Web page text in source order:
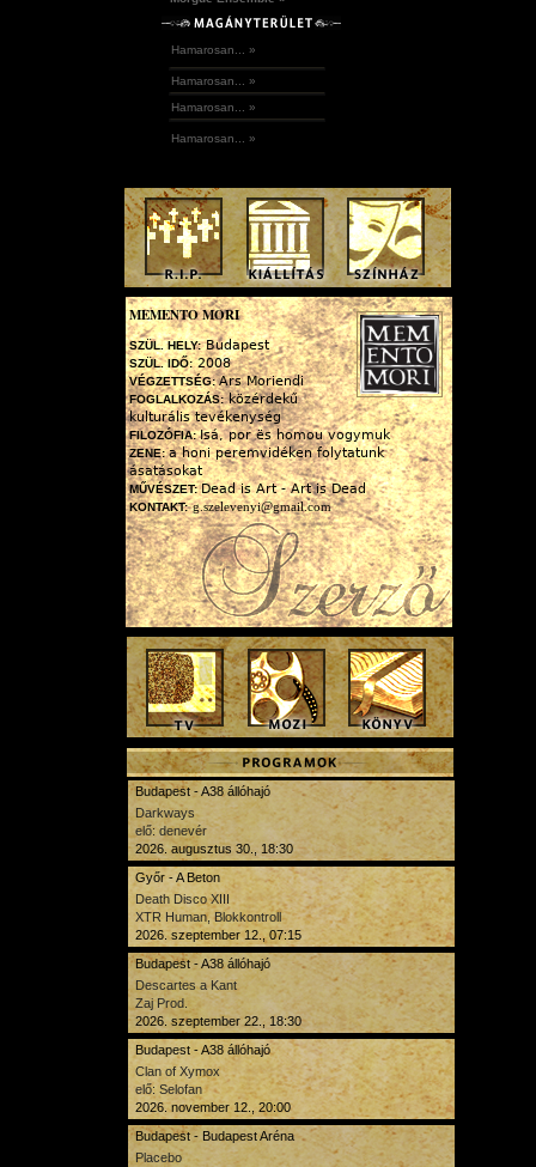
Hamarosan... »
Hamarosan... »
Hamarosan... »
Hamarosan... »
MEMENTO MORI
SZÜL. HELY:Budapest
SZÜL. IDŐ: 2008
VÉGZETTSÉG:Ars Moriendi
FOGLALKOZÁS:közérdekű
kulturális tevékenység
FILOZÓFIA:Isá, por ës homou vogymuk
ZENE:a honi peremvidéken folytatunk
ásatásokat
MŰVÉSZET:Dead is Art - Art is Dead
KONTAKT: g.szelevenyi@gmail.com
Budapest - A38 állóhajó
Darkways
elő: denevér
2026. augusztus 30., 18:30
Győr - A Beton
Death Disco XIII
XTR Human, Blokkontroll
2026. szeptember 12., 07:15
Budapest - A38 állóhajó
Descartes a Kant
Zaj Prod.
2026. szeptember 22., 18:30
Budapest - A38 állóhajó
Clan of Xymox
elő: Selofan
2026. november 12., 20:00
Budapest - Budapest Aréna
Placebo